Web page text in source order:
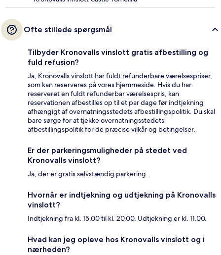
Ofte stillede spørgsmål
Tilbyder Kronovalls vinslott gratis afbestilling og
fuld refusion?
Ja, Kronovalls vinslott har fuldt refunderbare værelsespriser,
som kan reserveres på vores hjemmeside. Hvis du har
reserveret en fuldt refunderbar værelsespris, kan
reservationen afbestilles op til et par dage før indtjekning
afhængigt af overnatningsstedets afbestillingspolitik. Du skal
bare sørge for at tjekke overnatningsstedets
afbestillingspolitik for de præcise vilkår og betingelser.
Er der parkeringsmuligheder på stedet ved
Kronovalls vinslott?
Ja, der er gratis selvstændig parkering.
Hvornår er indtjekning og udtjekning på Kronovalls
vinslott?
Indtjekning fra kl. 15.00 til kl. 20.00. Udtjekning er kl. 11.00.
Hvad kan jeg opleve hos Kronovalls vinslott og i
nærheden?